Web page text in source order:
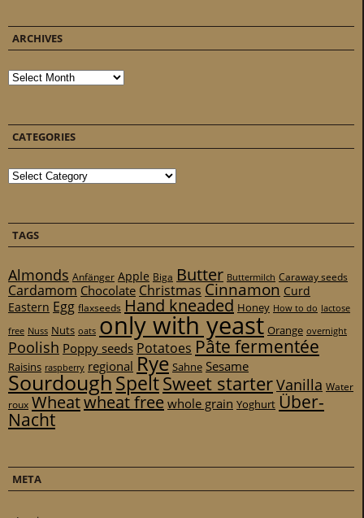
ARCHIVES
Archives
CATEGORIES
Categories
TAGS
Almonds Anfänger Apple Biga Butter Buttermilch Caraway seeds
Cardamom Chocolate Christmas Cinnamon Curd
Eastern Egg flaxseeds Hand kneaded Honey How to do lactose
free Nuss Nuts oats only with yeast Orange overnight
Poolish Poppy seeds Potatoes Pâte fermentée
Raisins raspberry regional Rye Sahne Sesame
SourdoughSpeltSweet starterVanilla Water
roux Wheatwheat freewhole grain Yoghurt Über-
Nacht
META